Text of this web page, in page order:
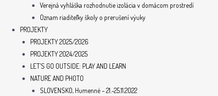
Verejná vyhláška rozhodnutie izolácia v domácom prostredí
Oznam riaditeľky školy o prerušení výuky
PROJEKTY
PROJEKTY 2025/2026
PROJEKTY 2024/2025
LET’S GO OUTSIDE: PLAY AND LEARN
NATURE AND PHOTO
SLOVENSKO, Humenné – 21.-25.11.2022